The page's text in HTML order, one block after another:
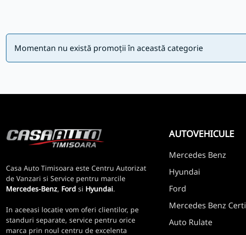
Momentan nu există promoții în această categorie
Casa Auto Timisoara este Centru Autorizat
de Vanzari si Service pentru marcile
Mercedes-Benz, Ford si Hyundai.
In aceeasi locatie vom oferi clientilor, pe
standuri separate, service pentru orice
marca prin noul centru de excelenta
AUTOVEHICULE
Mercedes Benz
Hyundai
Ford
Mercedes Benz
Auto Rulate